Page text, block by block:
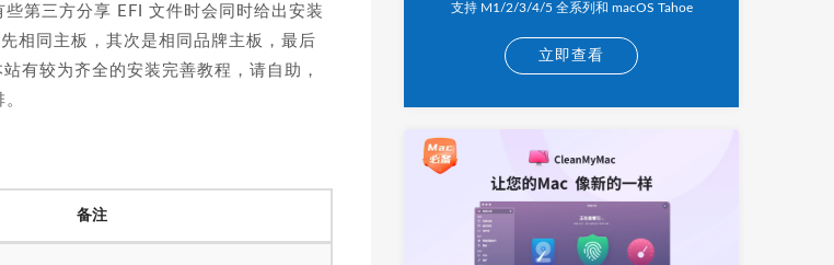
第三方分享 EFI 文件时会同时给出安装
相同主板，其次是相同品牌主板，最后
有较为齐全的安装完善教程，请自助，
备注
支持 M1/2/3/4/5 全系列和 macOS Tahoe
立即查看